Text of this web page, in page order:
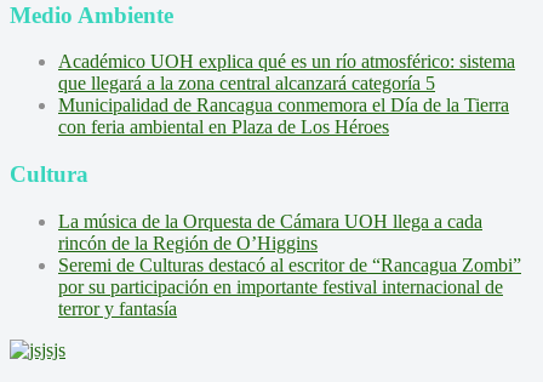
Medio Ambiente
Académico UOH explica qué es un río atmosférico: sistema
que llegará a la zona central alcanzará categoría 5
Municipalidad de Rancagua conmemora el Día de la Tierra
con feria ambiental en Plaza de Los Héroes
Cultura
La música de la Orquesta de Cámara UOH llega a cada
rincón de la Región de O’Higgins
Seremi de Culturas destacó al escritor de “Rancagua Zombi”
por su participación en importante festival internacional de
terror y fantasía